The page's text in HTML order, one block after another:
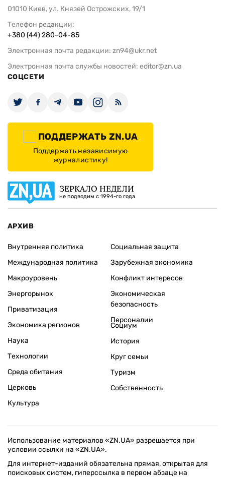
01010 Киев, ул. Князей Острожских, 19/1
Телефон редакции:
+380 (44) 280-04-85
Электронная почта редакции: zn94@ukr.net
Электронная почта службы новостей: editor@zn.ua
СОЦСЕТИ
ПОДДЕРЖАТЬ ZN.UA
Поддержать независимую
журналистику!
ЗЕРКАЛО НЕДЕЛИ
не подводим с 1994-го года
АРХИВ
Внутренняя политика
Международная политика
Макроуровень
Энергорынок
Приватизация
Экономика регионов
Социальная защита
Зарубежная экономика
Конфликт интересов
Экономическая
безопасность
Персоналии
Наука
Технологии
Среда обитания
Церковь
Культура
Социум
История
Круг семьи
Туризм
Собственность
Использование материалов «ZN.UA» разрешается при
условии ссылки на «ZN.UA».
Для интернет-изданий обязательна прямая, открытая для
поисковых систем, гиперссылка в первом абзаце на